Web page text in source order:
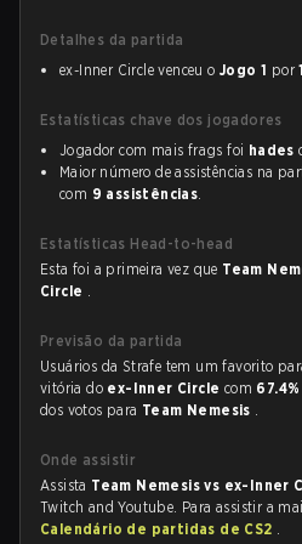
Detalhes da partida
ex-Inner Circle venceu o Jogo 1 por
Estatísticas chave dos jogadores
Jogador com mais frags foi hades
Maior número de assistências na
com 9 assistências.
Estatísticas Head-to-head
Esta foi a primeira vez que Team
Circle .
Previsão da partida
Usuários da Strafe tem um favorito
vitória do ex-Inner Circle com 67.4%
dos votos para Team Nemesis .
Onde assistir
Assista Team Nemesis vs ex-Inner
Twitch and Youtube. Para assistir a
Calendário de partidas de CS2 .